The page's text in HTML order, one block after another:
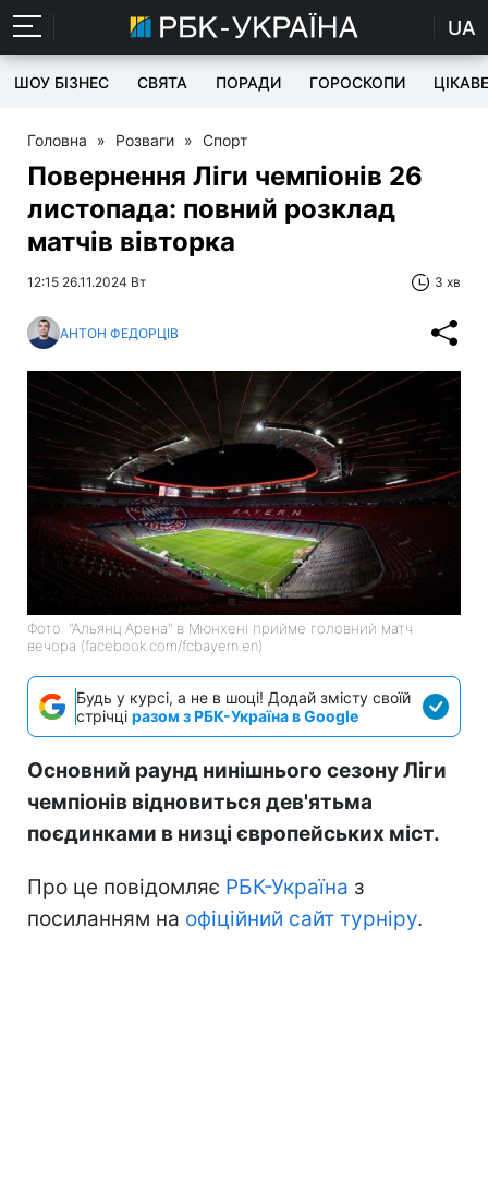
UA
ШОУ БІЗНЕС СВЯТА ПОРАДИ ГОРОСКОПИ ЦІКАВЕ
Головна » Розваги » Спорт
Повернення Ліги чемпіонів 26
листопада: повний розклад
матчів вівторка
12:15 26.11.2024 Вт 3 хв
АНТОН ФЕДОРЦІВ
Фото: "Альянц Арена" в Мюнхені прийме головний матч
вечора (facebook.com/fcbayern.en)
Будь у курсі, а не в шоці! Додай змісту своїй
стрічці разом з РБК-Україна в Google
Основний раунд нинішнього сезону Ліги
чемпіонів відновиться дев'ятьма
поєдинками в низці європейських міст.
Про це повідомляє РБК-Україна з
посиланням на офіційний сайт турніру.